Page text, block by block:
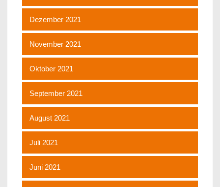
Dezember 2021
November 2021
Oktober 2021
September 2021
August 2021
Juli 2021
Juni 2021